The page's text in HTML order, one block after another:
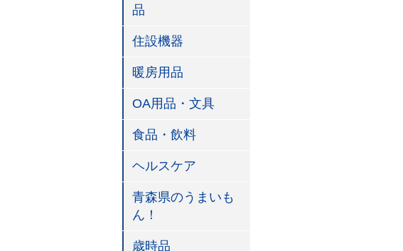
品
住設機器
暖房用品
OA用品・文具
食品・飲料
ヘルスケア
青森県のうまいも
ん！
歳時品